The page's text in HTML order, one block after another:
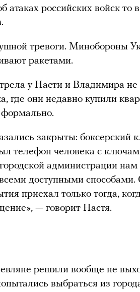
атаках российских войск то
тревоги. Минобороны
ракетами.
у Насти и Владимира не
где они недавно купили
закрыты: боксерский
телефон человека с
администрации нам
доступными способами.
приехал только тогда,
— говорит Настя.
решили вообще не
выбраться из